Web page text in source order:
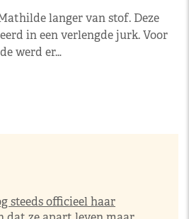
langer van stof. Deze
in een verlengde jurk. Voor
werd er…
steeds officieel haar